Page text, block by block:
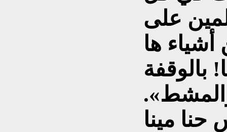
على
ها
بالوقفة
مينا